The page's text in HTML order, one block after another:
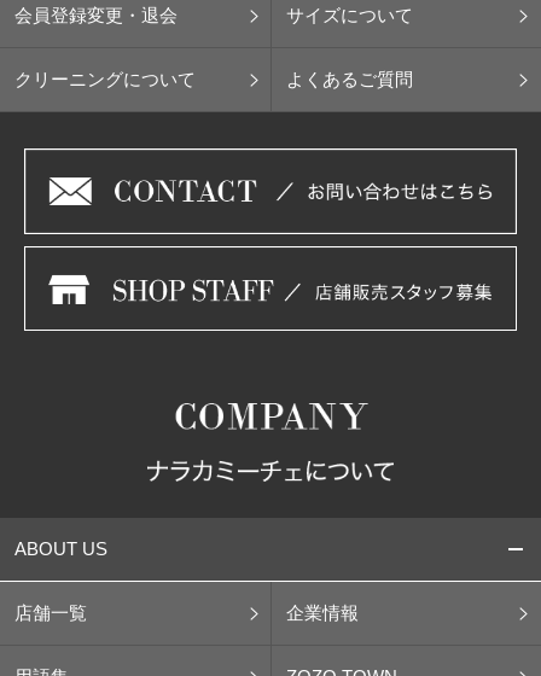
会員登録変更・退会 サイズについて
クリーニングについて よくあるご質問
ABOUT US
店舗一覧 企業情報